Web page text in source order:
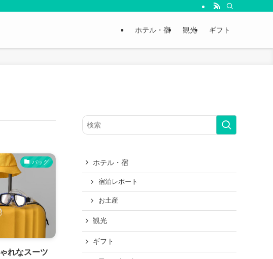
ホテル・宿 観光 ギフト
バッグ
れなスーツ
ホテル・宿
宿泊レポート
お土産
観光
ギフト